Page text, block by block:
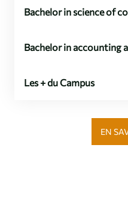
Bachelor in science of
Bachelor in accounting
Les + du Campus
EN